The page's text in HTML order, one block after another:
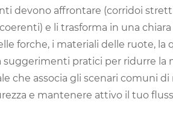
devono affrontare (corridoi
e li trasforma in una
forche, i materiali delle ruote,
pratici per ridurre la
che associa gli scenari comuni
e mantenere attivo il tuo